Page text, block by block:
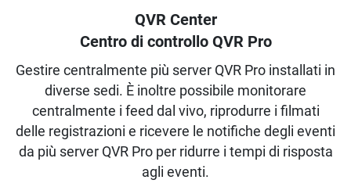
QVR Center
Centro di controllo QVR Pro
Gestire centralmente più server QVR Pro installati in
diverse sedi. È inoltre possibile monitorare
centralmente i feed dal vivo, riprodurre i filmati
delle registrazioni e ricevere le notifiche degli eventi
da più server QVR Pro per ridurre i tempi di risposta
agli eventi.